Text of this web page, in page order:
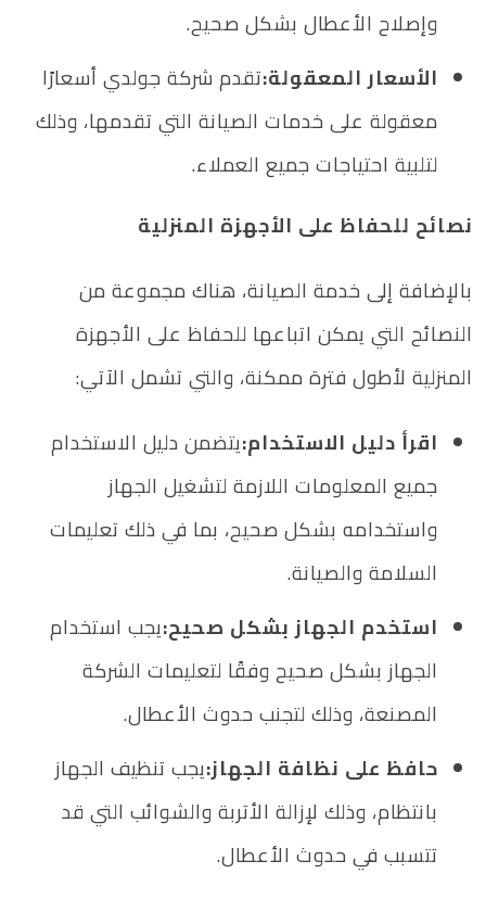
وإصلاح الأعطال بشكل صحيح.
الأسعار المعقولة:تقدم شركة جولدي أسعارًا
معقولة على خدمات الصيانة التي تقدمها، وذلك
لتلبية احتياجات جميع العملاء.
نصائح للحفاظ على الأجهزة المنزلية
بالإضافة إلى خدمة الصيانة، هناك مجموعة من
النصائح التي يمكن اتباعها للحفاظ على الأجهزة
المنزلية لأطول فترة ممكنة، والتي تشمل الآتي:
اقرأ دليل الاستخدام:يتضمن دليل الاستخدام
جميع المعلومات اللازمة لتشغيل الجهاز
واستخدامه بشكل صحيح، بما في ذلك تعليمات
السلامة والصيانة.
استخدم الجهاز بشكل صحيح:يجب استخدام
الجهاز بشكل صحيح وفقًا لتعليمات الشركة
المصنعة، وذلك لتجنب حدوث الأعطال.
حافظ على نظافة الجهاز:يجب تنظيف الجهاز
بانتظام، وذلك لإزالة الأتربة والشوائب التي قد
تتسبب في حدوث الأعطال.